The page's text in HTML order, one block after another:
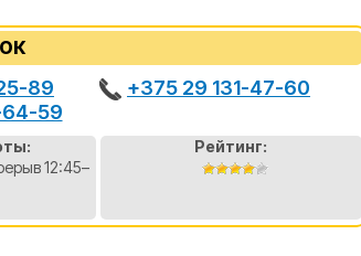
89
+375 29 131-47-60
59
12:45–
Рейтинг: